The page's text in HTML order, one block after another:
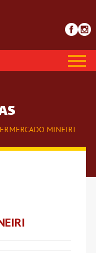
MINEIRI